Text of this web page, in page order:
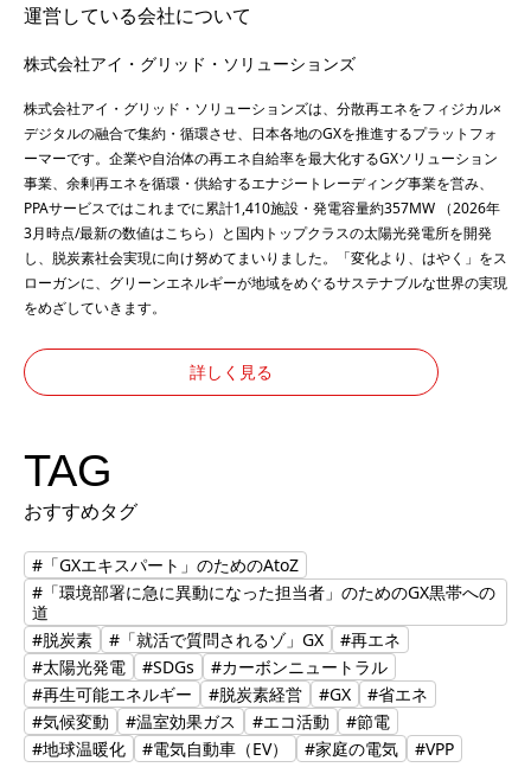
運営している会社について
株式会社アイ・グリッド・ソリューションズ
株式会社アイ・グリッド・ソリューションズは、分散再エネをフィジカル×
デジタルの融合で集約・循環させ、日本各地のGXを推進するプラットフォ
ーマーです。企業や自治体の再エネ自給率を最大化するGXソリューション
事業、余剰再エネを循環・供給するエナジートレーディング事業を営み、
PPAサービスではこれまでに累計1,410施設・発電容量約357MW （2026年
3月時点/最新の数値はこちら ）と国内トップクラスの太陽光発電所を開発
し、脱炭素社会実現に向け努めてまいりました。「変化より、はやく」をス
ローガンに、グリーンエネルギーが地域をめぐるサステナブルな世界の実現
をめざしていきます。
詳しく見る
TAG
おすすめタグ
#「GXエキスパート」のためのAtoZ
#「環境部署に急に異動になった担当者」のためのGX黒帯への
道
#脱炭素
#「就活で質問されるゾ」GX
#再エネ
#太陽光発電
#SDGs
#カーボンニュートラル
#再生可能エネルギー
#脱炭素経営 #GX
#省エネ
#気候変動
#温室効果ガス #エコ活動
#節電
#地球温暖化
#電気自動車（EV） #家庭の電気 #VPP